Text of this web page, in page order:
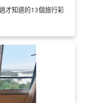
才知道的13個旅行彩